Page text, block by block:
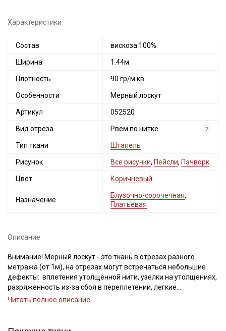
Характеристики
Состав вискоза 100%
Ширина 1.44м
Плотность 90 гр/м.кв
Особенности Мерный лоскут
Артикул 052520
Вид отреза Рвем по нитке ?
Тип ткани Штапель
Рисунок Все рисунки, Пейсли, Пэчворк
Цвет Коричневый
Назначение
Блузочно-сорочечная,
Платьевая
Описание
Внимание! Мерный лоскут - это ткань в отрезах разного
метража (от 1м), на отрезах могут встречаться небольшие
дефекты: вплетения утолщенной нити, узелки на утолщениях,
разряженность из-за сбоя в переплетении, легкие
загрязнения вдоль кромки и на расстоянии до 5см от кромки,
менеджер для дополнительного согласования. В
Читать полное описание
Секретная рассылка от Купава
промокоды и скидки до 30% на узкие
категории тканей
Электронная почта
данныхи даю Согласие на обработку персональных
данных
ДаюСогласие на получение рекламных и
информационных рассылок